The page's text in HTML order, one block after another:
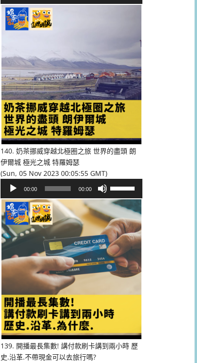
播
放
以
提
高
或
降
量。
140. 奶茶挪威穿越北極圈之旅 世界的盡頭 朗
伊爾城 極光之城 特羅姆瑟
(Sun, 05 Nov 2023 00:05:55 GMT)
播
放
器
00:00 00:00
向
上/
向
下
鍵
以
提
或
降
低
量。
139. 開播最長集數! 講付款刷卡講到兩小時 歷
史.沿革.不帶現金可以去旅行嗎?